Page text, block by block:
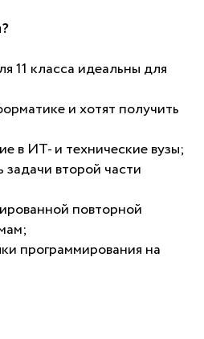
11 класса идеальны для
и хотят получить
в ИТ- и технические вузы;
задачи второй части
повторной
программирования на